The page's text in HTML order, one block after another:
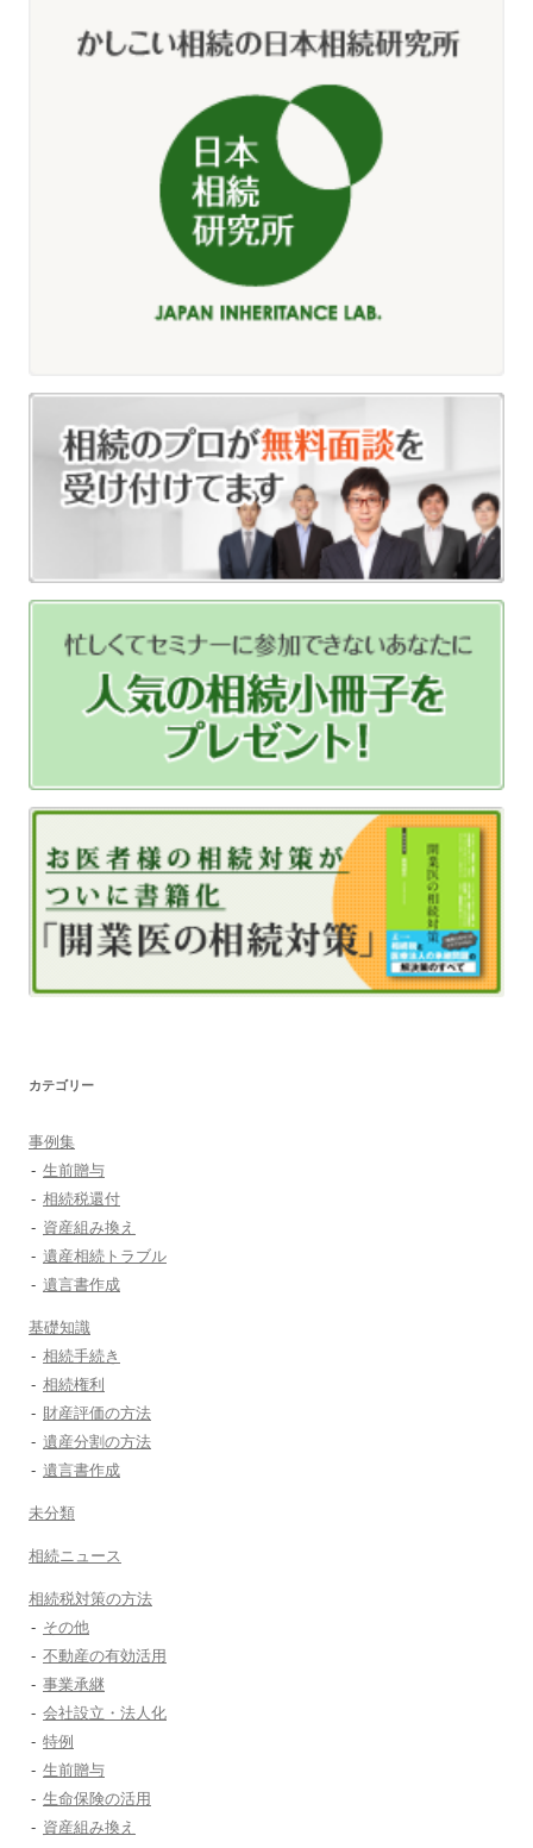
カテゴリー
事例集
生前贈与
相続税還付
資産組み換え
遺産相続トラブル
遺言書作成
基礎知識
相続手続き
相続権利
財産評価の方法
遺産分割の方法
遺言書作成
未分類
相続ニュース
相続税対策の方法
その他
不動産の有効活用
事業承継
会社設立・法人化
特例
生前贈与
生命保険の活用
資産組み換え